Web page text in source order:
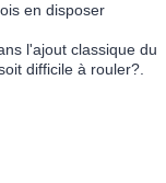
en disposer
l'ajout classique du
difficile à rouler?.